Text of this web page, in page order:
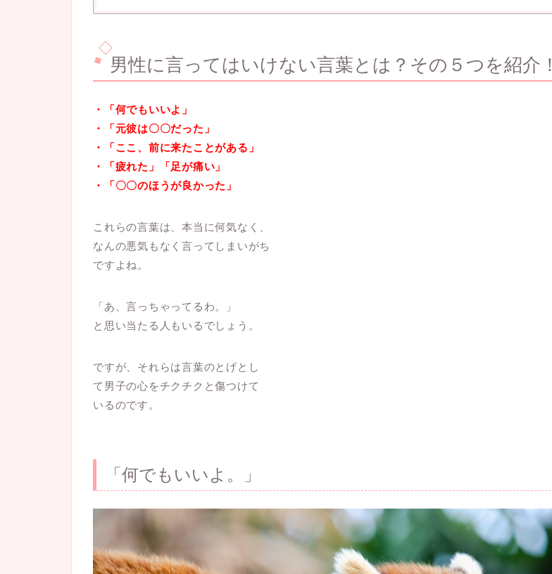
男性に言ってはいけない言葉とは？その５つを紹介！
・「何でもいいよ」
・「元彼は〇〇だった」
・「ここ、前に来たことがある」
・「疲れた」「足が痛い」
・「〇〇のほうが良かった」
これらの言葉は、本当に何気なく、
なんの悪気もなく言ってしまいがち
ですよね。
「あ、言っちゃってるわ。」
と思い当たる人もいるでしょう。
ですが、それらは言葉のとげとし
て男子の心をチクチクと傷つけて
いるのです。
「何でもいいよ。」